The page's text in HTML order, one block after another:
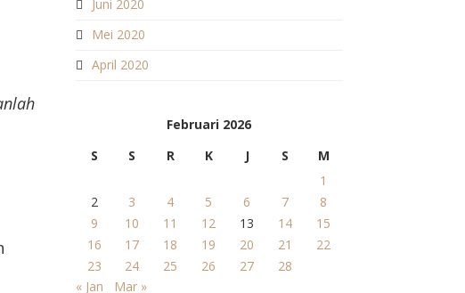
Juni 2020
Mei 2020
April 2020
Februari 2026
S
S R K J S
M
1
2
3 4 5 6 7
8
9
10 11 12 13 14
15
16
17 18 19 20 21
22
23
24 25 26 27
28
« Jan
Mar »